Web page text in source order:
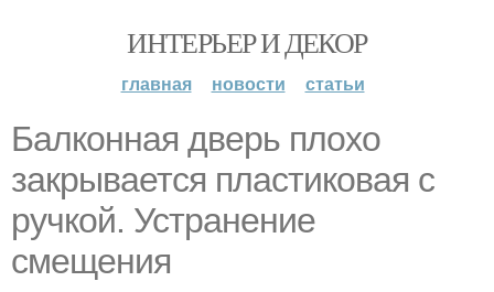
ИНТЕРЬЕР И ДЕКОР
главная новости статьи
Балконная дверь плохо
закрывается пластиковая с
ручкой. Устранение
смещения